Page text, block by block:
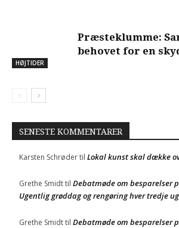
HØJTIDER
Præsteklumme:
behovet for en
SENESTE KOMMENTARER
Karsten Schrødertil Lokal kunst skal dække
Grethe Smidttil Debatmøde om besparelser
Ugentlig grøddag og rengøring hver tredje
Grethe Smidttil Debatmøde om besparelser